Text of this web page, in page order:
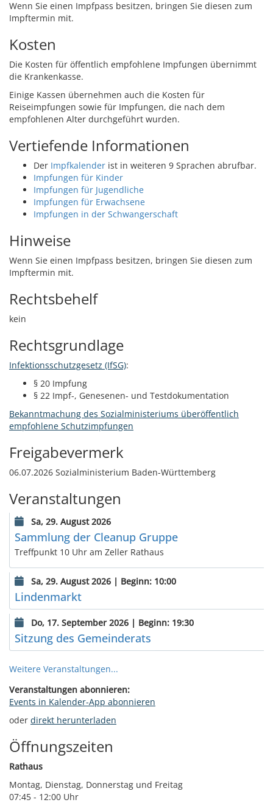
Wenn Sie einen Impfpass besitzen, bringen Sie diesen zum
Impftermin mit.
Kosten
Die Kosten für öffentlich empfohlene Impfungen übernimmt
die Krankenkasse.
Einige Kassen übernehmen auch die Kosten für
Reiseimpfungen sowie für Impfungen, die nach dem
empfohlenen Alter durchgeführt wurden.
Vertiefende Informationen
Der Impfkalender ist in weiteren 9 Sprachen abrufbar.
Impfungen für Kinder
Impfungen für Jugendliche
Impfungen für Erwachsene
Impfungen in der Schwangerschaft
Hinweise
Wenn Sie einen Impfpass besitzen, bringen Sie diesen zum
Impftermin mit.
Rechtsbehelf
kein
Rechtsgrundlage
Infektionsschutzgesetz (IfSG):
§ 20 Impfung
§ 22 Impf-, Genesenen- und Testdokumentation
Bekanntmachung des Sozialministeriums überöffentlich
empfohlene Schutzimpfungen
Freigabevermerk
06.07.2026 Sozialministerium Baden-Württemberg
Veranstaltungen
Sa, 29. August 2026
Sammlung der Cleanup Gruppe
Treffpunkt 10 Uhr am Zeller Rathaus
Sa, 29. August 2026 | Beginn: 10:00
Lindenmarkt
Do, 17. September 2026 | Beginn: 19:30
Sitzung des Gemeinderats
Weitere Veranstaltungen...
Veranstaltungen abonnieren:
Events in Kalender-App abonnieren
oder direkt herunterladen
Öffnungszeiten
Rathaus
Montag, Dienstag, Donnerstag und Freitag
07:45 - 12:00 Uhr